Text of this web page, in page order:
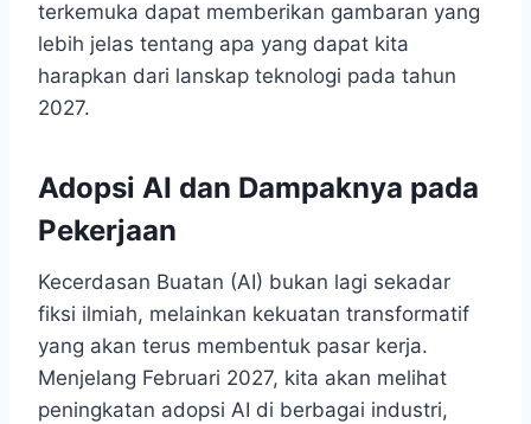
terkemuka dapat memberikan gambaran yang
lebih jelas tentang apa yang dapat kita
harapkan dari lanskap teknologi pada tahun
2027.
Adopsi AI dan Dampaknya pada
Pekerjaan
Kecerdasan Buatan (AI) bukan lagi sekadar
fiksi ilmiah, melainkan kekuatan transformatif
yang akan terus membentuk pasar kerja.
Menjelang Februari 2027, kita akan melihat
peningkatan adopsi AI di berbagai industri,